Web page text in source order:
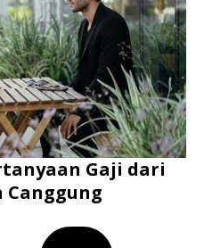
Gaji dari
Canggung